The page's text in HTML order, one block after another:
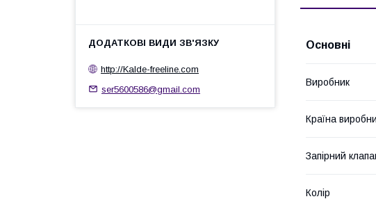
Основні
Виробник
Країна
Запірний
Колір
http://Kalde-freeline.com
ser5600586@gmail.com